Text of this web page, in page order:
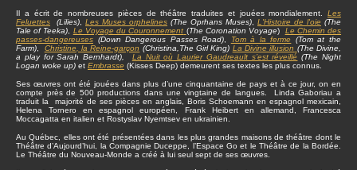
Il a écrit de nombreuses pièces de théâtre traduites et jouées mondialement. Les
Feluettes (Lilies) Les Muses orphelines (The Oprhans Muses) L'Histoire de l'oie (The
Tale of Teeka)
Le Voyage du Couronnement (The Coronation Voyage) Le Chemin des
passes-dangereuses (Down Dangerous Passes Road) Tom à la ferme
(Tom at the
Farm)
Christine , la Reine-garçon (Christina,The Girl King) La Divine illusion (The Divine,
a play for Sarah Bernhardt),
La Nuit où Laurier Gaudreault s’est réveillé (The Night
Logan woke up) et Embrasse (Kisses Deep) demeurent ses textes les plus connus.
Ses œuvres ont été jouées dans plus d’une cinquantaine de pays et à ce jour, on en
compte près de 500 productions dans une vingtaine de langues. Linda Gaboriau a
traduit la majorité de ses pièces en anglais, Boris Schoemann en espagnol mexicain,
Helena Tornero en espagnol européen, Frank Heibert en allemand, Francesca
Moccagatta en italien et Rostyslav Nyemtsev en ukrainien.
Au Québec, elles ont été présentées dans les plus grandes maisons de théâtre dont le
Théâtre d’Aujourd’hui, la Compagnie Duceppe, l’Espace Go et le Théâtre de la Bordée.
Le Théâtre du Nouveau-Monde a créé à lui seul sept de ses œuvres.